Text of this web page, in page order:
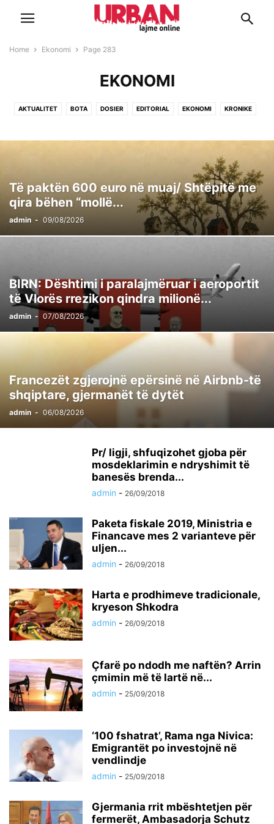
Home Ekonomi Page 283
EKONOMI
AKTUALITET BOTA DOSIER EDITORIAL EKONOMI KRONIKE
Të paktën 600 euro në muaj/ Shtëpitë me
qira bëhen “mollë...
admin - 09/08/2026
BIRN: Dështimi i paralajmëruar i aeroportit
të Vlorës rrezikon qindra milionë...
admin - 07/08/2026
Francezët zgjerojnë epërsinë në Airbnb-të
shqiptare, gjermanët të dytët
admin - 06/08/2026
Pr/ ligji, shfuqizohet gjoba për
mosdeklarimin e ndryshimit të
banesës brenda...
admin - 26/09/2018
Paketa fiskale 2019, Ministria e
Financave mes 2 varianteve për
uljen...
admin - 26/09/2018
Harta e prodhimeve tradicionale,
kryeson Shkodra
admin - 26/09/2018
Çfarë po ndodh me naftën? Arrin
çmimin më të lartë në...
admin - 25/09/2018
‘100 fshatrat’, Rama nga Nivica:
Emigrantët po investojnë në
vendlindje
admin - 25/09/2018
Gjermania rrit mbështetjen për
fermerët, Ambasadorja Schutz